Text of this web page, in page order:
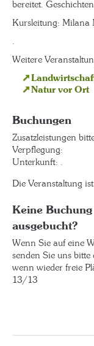
bereitet.
Kursleitung: Milana
.
Weitere
Natur vor Ort
Buchungen
Zusatzleistungen
Verpflegung:
Unterkunft: .
Die Veranstaltung
Keine
ausgebucht?
Wenn Sie auf eine
senden Sie uns
wenn wieder freie
13/13